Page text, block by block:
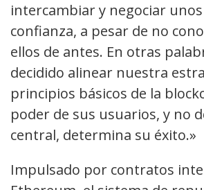
intercambiar y negociar
confianza, a pesar de no
ellos de antes. En otras
decidido alinear nuestra
principios básicos de la
poder de sus usuarios, y no
central, determina su éxito.»
Impulsado por contratos